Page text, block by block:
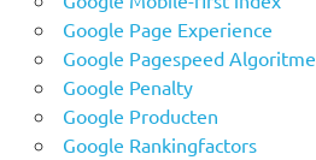
Google Page Experience
Google Pagespeed Algoritme
Google Penalty
Google Producten
Google Rankingfactors